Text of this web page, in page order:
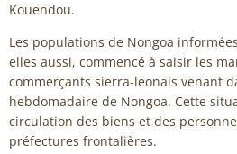
Kouendou.
Les populations de Nongoa
elles aussi, commencé à saisir les
commerçants sierra-leonais venant
hebdomadaire de Nongoa. Cette
circulation des biens et des
préfectures frontalières.